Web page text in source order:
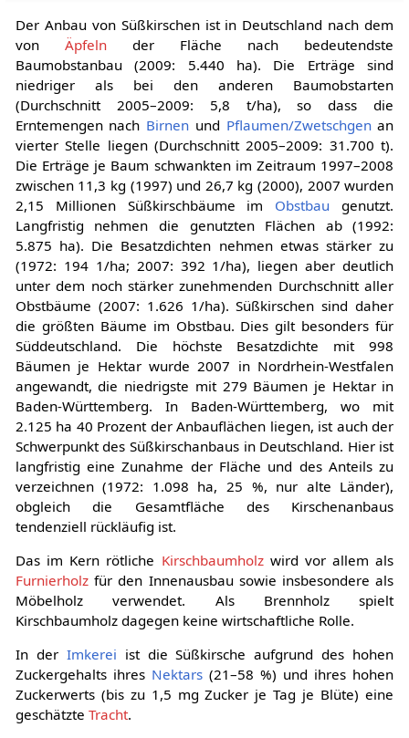
Der Anbau von Süßkirschen ist in Deutschland nach dem
von Äpfelnder Fläche nach bedeutendste
Baumobstanbau (2009: 5.440 ha). Die Erträge sind
niedriger als bei den anderen Baumobstarten
(Durchschnitt 2005–2009: 5,8 t/ha), so dass die
Erntemengen nach Birnen und Pflaumen/Zwetschgenan
vierter Stelle liegen (Durchschnitt 2005–2009: 31.700 t).
Die Erträge je Baum schwankten im Zeitraum 1997–2008
zwischen 11,3 kg (1997) und 26,7 kg (2000), 2007 wurden
2,15 Millionen Süßkirschbäume im Obstbau genutzt.
Langfristig nehmen die genutzten Flächen ab (1992:
5.875 ha). Die Besatzdichten nehmen etwas stärker zu
(1972: 194 1/ha; 2007: 392 1/ha), liegen aber deutlich
unter dem noch stärker zunehmenden Durchschnitt aller
Obstbäume (2007: 1.626 1/ha). Süßkirschen sind daher
die größten Bäume im Obstbau. Dies gilt besonders für
Süddeutschland. Die höchste Besatzdichte mit 998
Bäumen je Hektar wurde 2007 in Nordrhein-Westfalen
angewandt, die niedrigste mit 279 Bäumen je Hektar in
Baden-Württemberg. In Baden-Württemberg, wo mit
2.125 ha 40 Prozent der Anbauflächen liegen, ist auch der
Schwerpunkt des Süßkirschanbaus in Deutschland. Hier ist
langfristig eine Zunahme der Fläche und des Anteils zu
verzeichnen (1972: 1.098 ha, 25 %, nur alte Länder),
obgleich die Gesamtfläche des Kirschenanbaus
tendenziell rückläufig ist.
Das im Kern rötliche Kirschbaumholzwird vor allem als
Furnierholzfür den Innenausbau sowie insbesondere als
Möbelholz verwendet. Als Brennholz spielt
Kirschbaumholz dagegen keine wirtschaftliche Rolle.
In der Imkerei ist die Süßkirsche aufgrund des hohen
Zuckergehalts ihres Nektars(21–58 %) und ihres hohen
Zuckerwerts (bis zu 1,5 mg Zucker je Tag je Blüte) eine
geschätzte Tracht.